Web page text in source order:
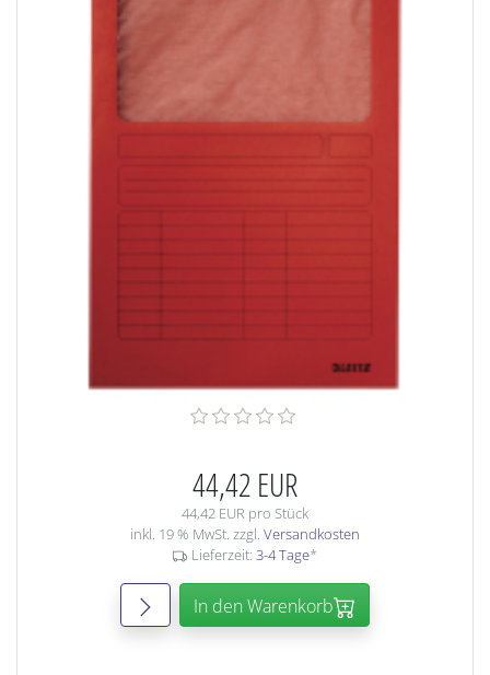
44,42 EUR
44,42 EUR pro Stück
inkl. 19 % MwSt. zzgl. Versandkosten
Lieferzeit: 3-4 Tage*
In den Warenkorb